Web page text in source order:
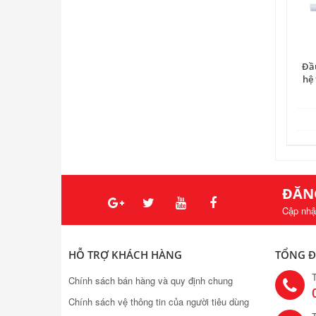
hệ
Cập
HỖ TRỢ KHÁCH HÀNG
Chính sách bán hàng và quy định chung
Chính sách vệ thông tin của người tiêu dùng
TỔNG